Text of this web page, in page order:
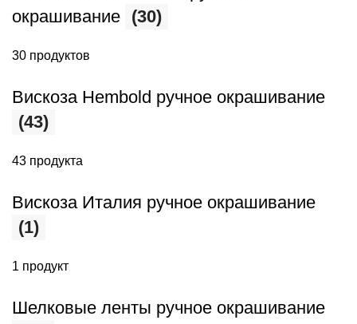
окрашивание (30)
30 продуктов
Вискоза Hembold ручное окрашивание
(43)
43 продукта
Вискоза Италия ручное окрашивание
(1)
1 продукт
Шелковые ленты ручное окрашивание